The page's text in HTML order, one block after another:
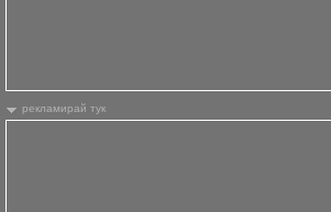
рекламирай тук